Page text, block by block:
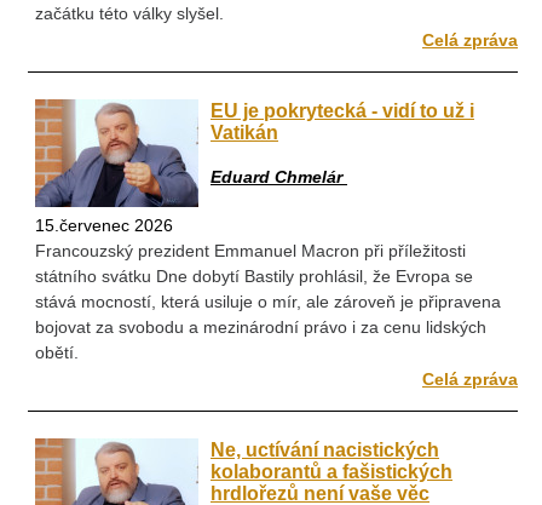
začátku této války slyšel.
Celá zpráva
EU je pokrytecká - vidí to už i
Vatikán
Eduard Chmelár
15.červenec 2026
Francouzský prezident Emmanuel Macron při příležitosti
státního svátku Dne dobytí Bastily prohlásil, že Evropa se
stává mocností, která usiluje o mír, ale zároveň je připravena
bojovat za svobodu a mezinárodní právo i za cenu lidských
obětí.
Celá zpráva
Ne, uctívání nacistických
kolaborantů a fašistických
hrdlořezů není vaše věc